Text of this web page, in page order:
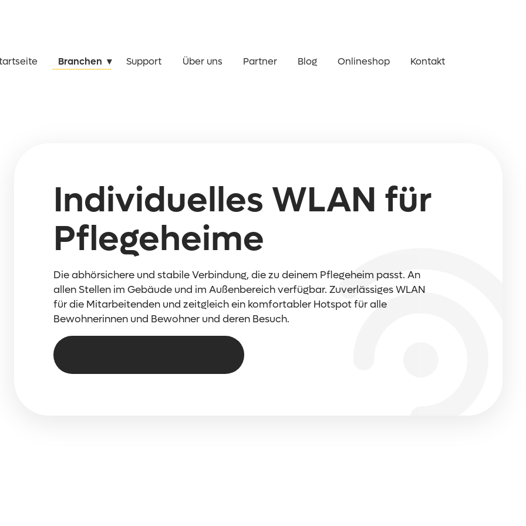
Branchen Support Über uns Partner Blog Onlineshop Kontakt
Individuelles WLAN für
Pflegeheime
Die abhörsichere und stabile Verbindung, die zu deinem Pflegeheim passt. An
allen Stellen im Gebäude und im Außenbereich verfügbar. Zuverlässiges WLAN
für die Mitarbeitenden und zeitgleich ein komfortabler Hotspot für alle
Bewohnerinnen und Bewohner und deren Besuch.